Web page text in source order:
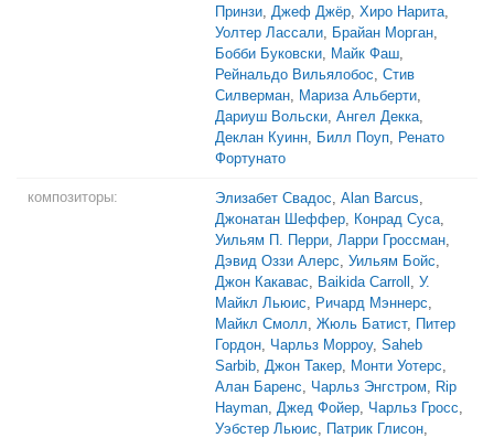
Принзи, Джеф Джёр, Хиро Нарита,
Уолтер Лассали, Брайан Морган,
Бобби Буковски, Майк Фаш,
Рейнальдо Вильялобос, Стив
Силверман, Мариза Альберти,
Дариуш Вольски, Ангел Декка,
Деклан Куинн, Билл Поуп, Ренато
Фортунато
композиторы: Элизабет Свадос, Alan Barcus,
Джонатан Шеффер, Конрад Суса,
Уильям П. Перри, Ларри Гроссман,
Дэвид Оззи Алерс, Уильям Бойс,
Джон Какавас, Baikida Carroll , У.
Майкл Льюис, Ричард Мэннерс,
Майкл Смолл, Жюль Батист, Питер
Гордон, Чарльз Морроу, Saheb
Sarbib, Джон Такер, Монти Уотерс,
Алан Баренс, Чарльз Энгстром, Rip
Hayman, Джед Фойер, Чарльз Гросс,
Уэбстер Льюис, Патрик Глисон,